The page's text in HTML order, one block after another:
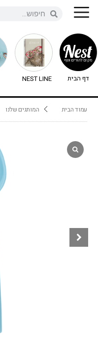
דף הבית NEST LINE
עמוד הבית המותגים שלנו